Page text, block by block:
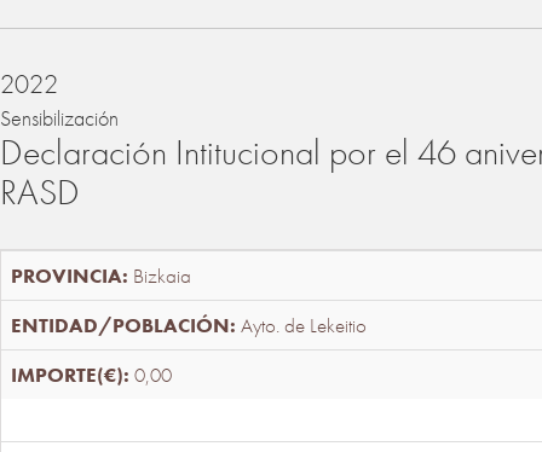
2022
Sensibilización
Declaración Intitucional por el 46
RASD
Bizkaia
Ayto. de Lekeitio
0,00